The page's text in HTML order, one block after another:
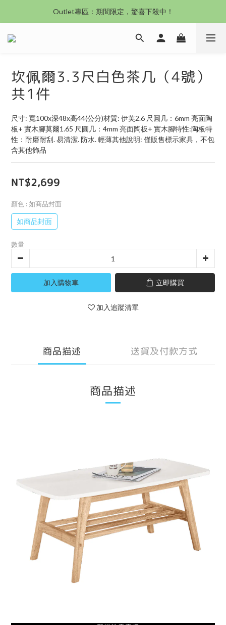
沙發新登場｜想躺就躺，頭等艙到商務艙一次擁有
Outlet專區：期間限定，驚喜下殺中！
沙發新登場｜想躺就躺，頭等艙到商務艙一次擁有
坎佩爾3.3尺白色茶几（4號）
共1件
尺寸: 寬100x深48x高44(公分)材質: 伊芙2.6 尺圓几：6mm 亮面陶
板+ 實木腳莫爾1.65 尺圓几：4mm 亮面陶板+ 實木腳特性:陶板特
性：耐磨耐刮. 易清潔. 防水. 輕薄其他說明: 僅販售標示家具，不包
含其他飾品
NT$2,699
顏色 : 如商品封面
如商品封面
數量
加入購物車 立即購買
加入追蹤清單
商品描述 送貨及付款方式
商品描述